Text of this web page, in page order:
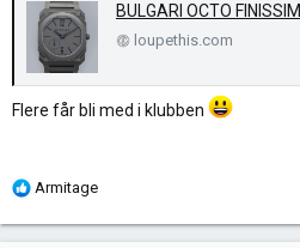
:
BULGARI OCTO
loupethis.com
Flere får bli med i klubben
R
Armitage